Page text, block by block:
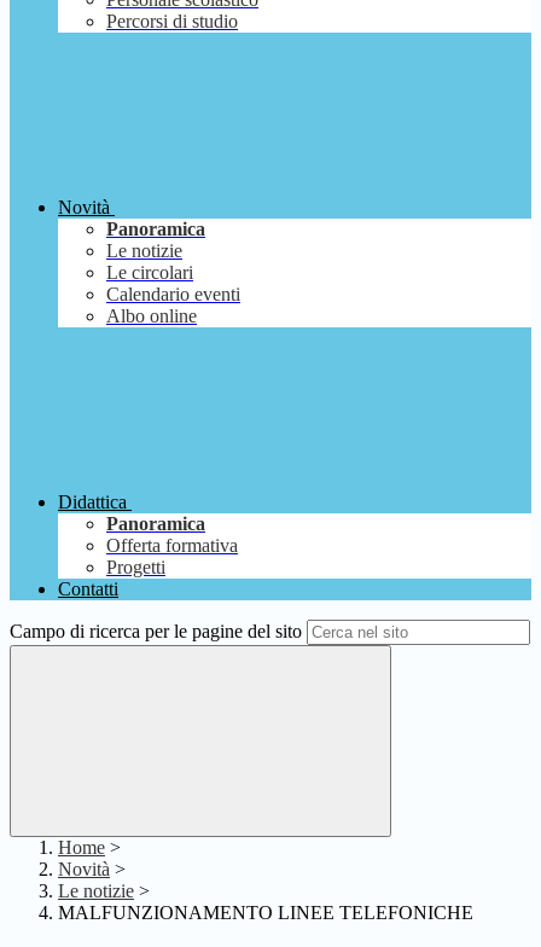
Percorsi di studio
Novità
Panoramica
Le notizie
Le circolari
Calendario eventi
Albo online
Didattica
Panoramica
Offerta formativa
Progetti
Contatti
Campo di ricerca per le pagine del sito
Home >
Novità >
Le notizie >
MALFUNZIONAMENTO LINEE TELEFONICHE